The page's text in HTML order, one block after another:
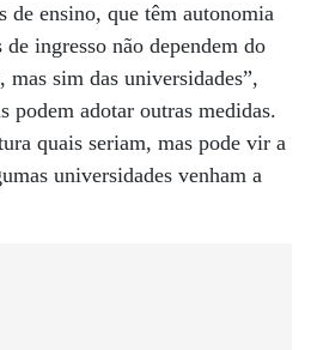
ensino, que têm autonomia
ingresso não dependem do
sim das universidades”,
podem adotar outras medidas.
quais seriam, mas pode vir a
universidades venham a